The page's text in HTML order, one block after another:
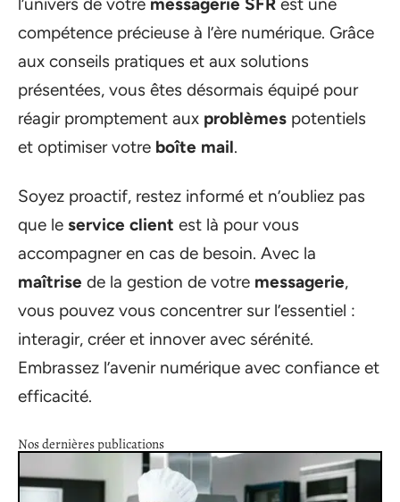
l’univers de votre messagerie SFR est une
compétence précieuse à l’ère numérique. Grâce
aux conseils pratiques et aux solutions
présentées, vous êtes désormais équipé pour
réagir promptement aux problèmes potentiels
et optimiser votre boîte mail.
Soyez proactif, restez informé et n’oubliez pas
que le service client est là pour vous
accompagner en cas de besoin. Avec la
maîtrise de la gestion de votre messagerie,
vous pouvez vous concentrer sur l’essentiel :
interagir, créer et innover avec sérénité.
Embrassez l’avenir numérique avec confiance et
efficacité.
Nos dernières publications